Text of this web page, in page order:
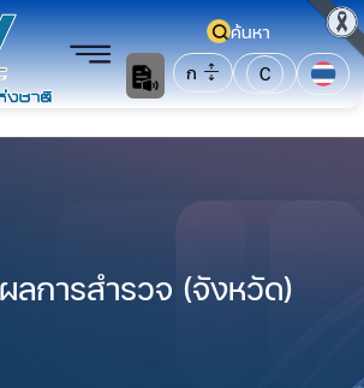
ค้นหา
ก
C
ลการสำรวจ (จังหวัด)